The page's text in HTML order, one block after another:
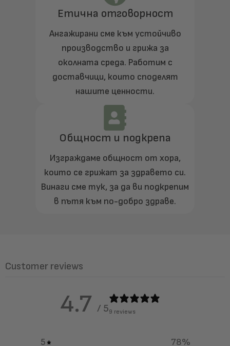
Етична отговорност
Ангажирани сме към устойчиво
производство и грижа за
околната среда. Работим с
доставчици, които споделят
нашите ценности.
Общност и подкрепа
Изграждаме общност от хора,
които се грижат за здравето си.
Винаги сме тук, за да ви подкрепим
в пътя към по-добро здраве.
Customer reviews
4.7 / 59 reviews
5 78%